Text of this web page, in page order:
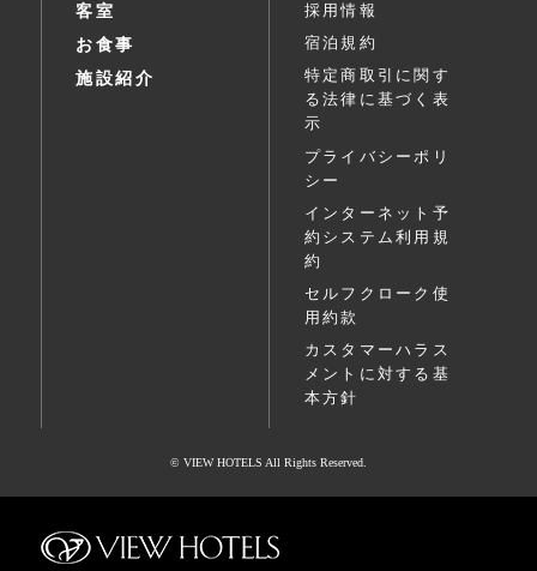
© VIEW HOTELS All Rights Reserved.
客室
お食事
施設紹介
採用情報
宿泊規約
特定商取引に関す
る法律に基づく表
示
プライバシーポリ
シー
インターネット予
約システム利用規
約
セルフクローク使
用約款
カスタマーハラス
メントに対する基
本方針